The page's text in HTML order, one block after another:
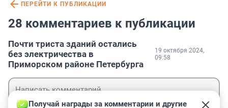
ПЕРЕЙТИ К ПУБЛИКАЦИИ
28 комментариев к публикации
Почти триста зданий остались
без электричества в
Приморском районе Петербурга
19 октября 2024,
09:58
Получай награды за комментарии и другие